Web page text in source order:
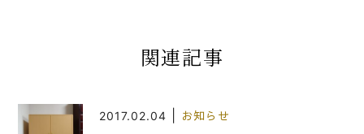
関連記事
2017.02.04 お知らせ